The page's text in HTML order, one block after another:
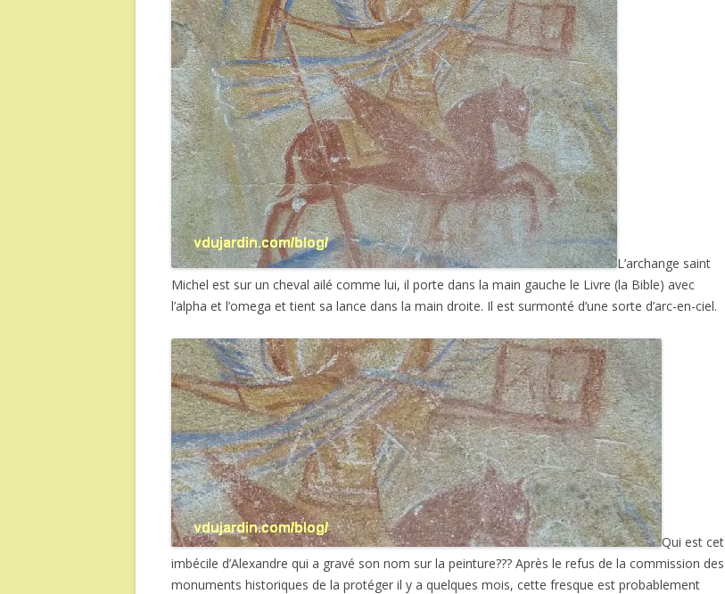
L’archange saint
Michel est sur un cheval ailé comme lui, il porte dans la main gauche le Livre (la Bible) avec
l’alpha et l’omega et tient sa lance dans la main droite. Il est surmonté d’une sorte d’arc-en-ciel.
Qui est cet
imbécile d’Alexandre qui a gravé son nom sur la peinture??? Après le refus de la commission des
monuments historiques de la protéger il y a quelques mois, cette fresque est probablement